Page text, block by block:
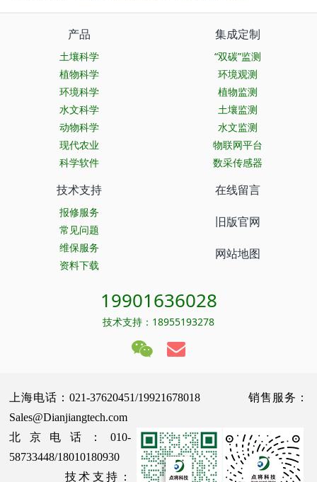
产品
土壤科学
植物科学
环境科学
水文科学
动物科学
现代农业
科学软件
集成定制
“双碳”监测
环境观测
植物监测
土壤监测
水文监测
物联网平台
数采传感器
技术支持
报修服务
常见问题
维保服务
资料下载
在线留言
旧版官网
网站地图
19901636028
技术支持：18955193278
上海电话：021-37620451/19921678018 销售服务：
Sales@Dianjiangtech.com
北京电话：010-
58733448/18010180930
技术支持：